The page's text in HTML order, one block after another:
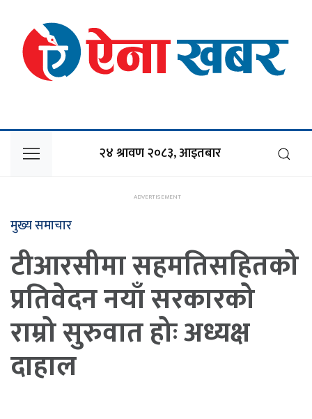
२४ श्रावण २०८३, आइतबार
मुख्य समाचार
टीआरसीमा सहमतिसहितको
प्रतिवेदन नयाँ सरकारको
राम्रो सुरुवात होः अध्यक्ष
दाहाल